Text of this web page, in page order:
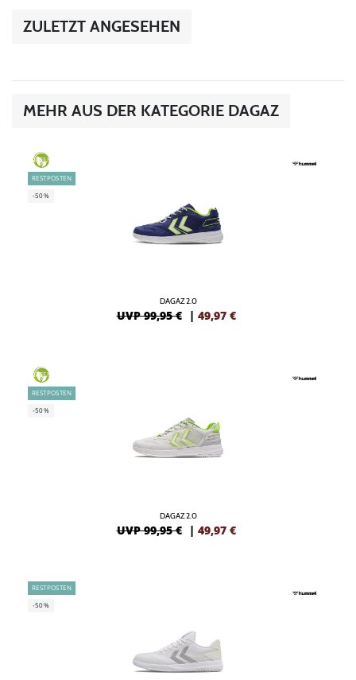
ZULETZT ANGESEHEN
MEHR AUS DER KATEGORIE DAGAZ
GREEN
RESTPOSTEN
-50%
DAGAZ 2.0
UVP 99,95 € | 49,97 €
GREEN
RESTPOSTEN
-50%
DAGAZ 2.0
UVP 99,95 € | 49,97 €
RESTPOSTEN
-50%